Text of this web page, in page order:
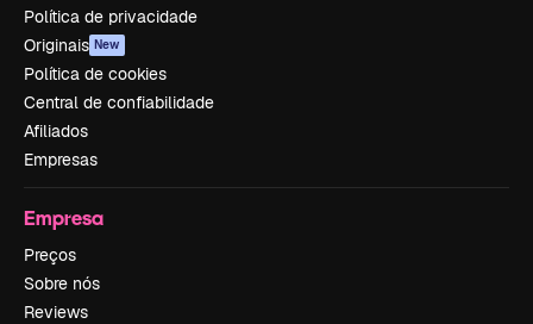
Política de privacidade
Originais New
Política de cookies
Central de confiabilidade
Afiliados
Empresas
Empresa
Preços
Sobre nós
Reviews